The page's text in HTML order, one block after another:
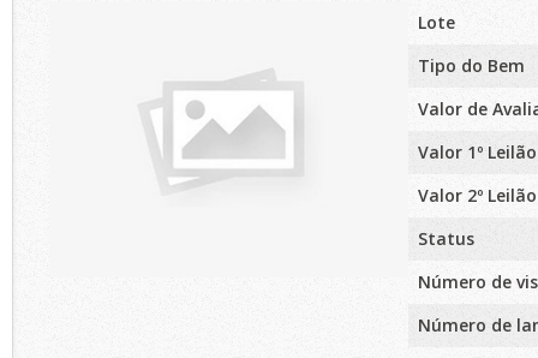
Lote
Tipo do Bem
Valor de
Valor 1º Leilão
Valor 2º Leilão
Status
Número de
Número de